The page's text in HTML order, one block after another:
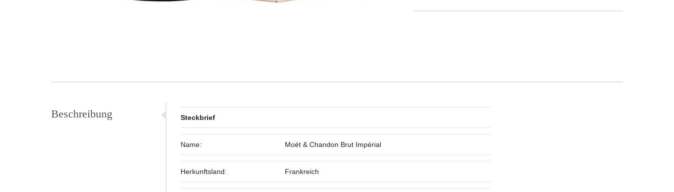
Beschreibung Steckbrief
Name: Moët & Chandon Brut Impérial
Herkunftsland: Frankreich